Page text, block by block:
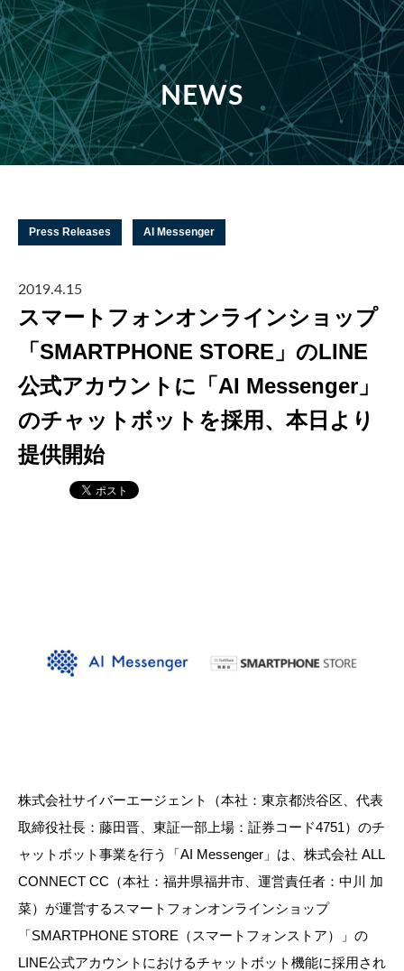
NEWS
Press Releases AI Messenger
2019.4.15
スマートフォンオンラインショップ
「SMARTPHONE STORE」のLINE
公式アカウントに「AI Messenger」
のチャットボットを採用、本日より
提供開始
株式会社サイバーエージェント（本社：東京都渋谷区、代表
取締役社長：藤田晋、東証一部上場：証券コード4751）のチ
ャットボット事業を行う「AI Messenger」は、株式会社 ALL
CONNECT CC（本社：福井県福井市、運営責任者：中川 加
菜）が運営するスマートフォンオンラインショップ
「SMARTPHONE STORE（スマートフォンストア）」の
LINE公式アカウントにおけるチャットボット機能に採用され